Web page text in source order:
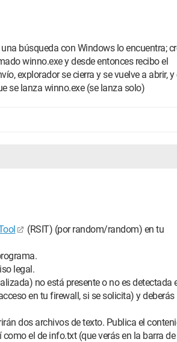
búsqueda con Windows lo encuentra;
winno.exe y desde entonces recibo el
explorador se cierra y se vuelve a abrir, y
se lanza winno.exe (se lanza solo)
(RSIT) (por random/random) en tu
legal.
no está presente o no es detectada
en tu firewall, si se solicita) y deberás
dos archivos de texto. Publica el
el de info.txt (que verás en la barra de